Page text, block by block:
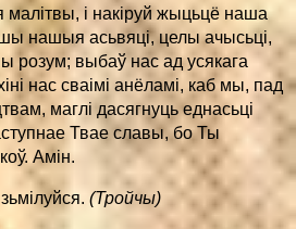
малітвы, і накіруй жыцьцё наша
нашыя асьвяці, целы ачысьці,
розум; выбаў нас ад усякага
нас сваімі анёламі, каб мы, пад
маглі дасягнуць еднасьці
Твае славы, бо Ты
Амін.
(Тройчы)